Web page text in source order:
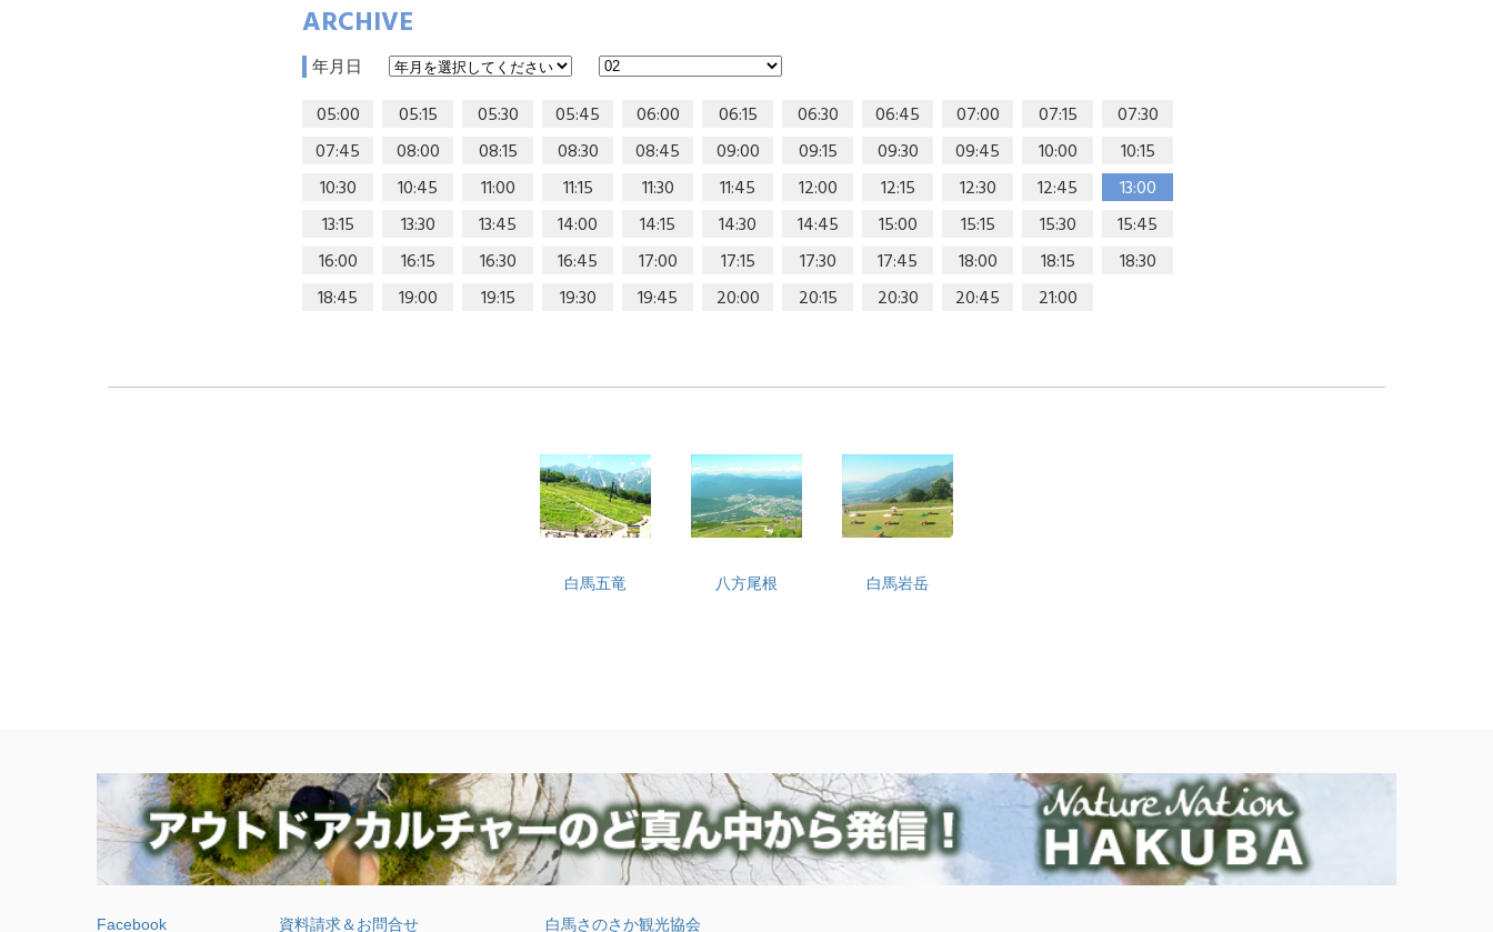
ARCHIVE
年月日
05:00 05:15 05:30 05:45 06:00 06:15 06:30 06:45 07:00 07:15
07:30
07:45
08:00 08:15 08:30 08:45 09:00 09:15 09:30 09:45 10:00
10:15
10:30
10:45 11:00 11:15 11:30 11:45 12:00 12:15 12:30 12:45
13:00
13:15
13:30 13:45 14:00 14:15 14:30 14:45 15:00 15:15 15:30
15:45
16:00
16:15 16:30 16:45 17:00 17:15 17:30 17:45 18:00 18:15
18:30
18:45
19:00 19:15 19:30 19:45 20:00 20:15 20:30 20:45 21:00
白馬五竜 八方尾根 白馬岩岳